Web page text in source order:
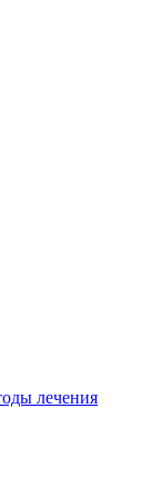
лечения